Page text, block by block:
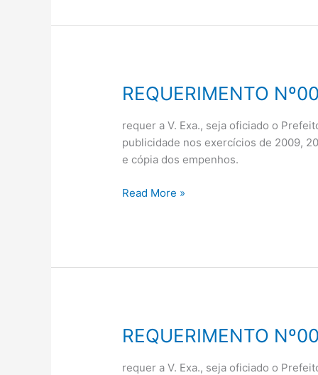
REQUERIMENTO
requer a V. Exa., seja oficiado o
publicidade nos exercícios de 2009,
e cópia dos empenhos.
REQUERIMENTO
Read More »
REQUERIMENTO
requer a V. Exa., seja oficiado o
REQUERIMENTO